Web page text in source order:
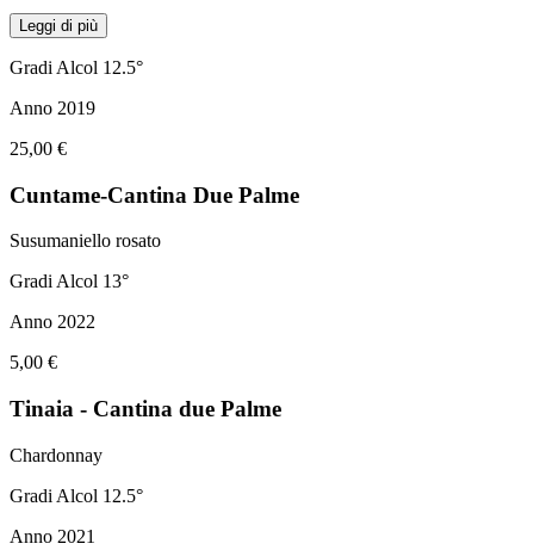
Leggi di più
Gradi Alcol 12.5°
Anno 2019
25,00 €
Cuntame-Cantina Due Palme
Susumaniello rosato
Gradi Alcol 13°
Anno 2022
5,00 €
Tinaia - Cantina due Palme
Chardonnay
Gradi Alcol 12.5°
Anno 2021